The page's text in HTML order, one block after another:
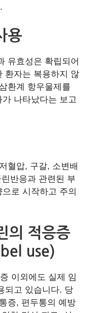
용
유효성은 확립되어
환자는 복용하지 않
환계 항우울제를
나타났다는 보고
혈압, 구갈, 소변배
반응과 관련된 부
로 시작하고 주의
의 적응증
use)
이외에도 실제 임
되고 있습니다. 당
증, 편두통의 예방